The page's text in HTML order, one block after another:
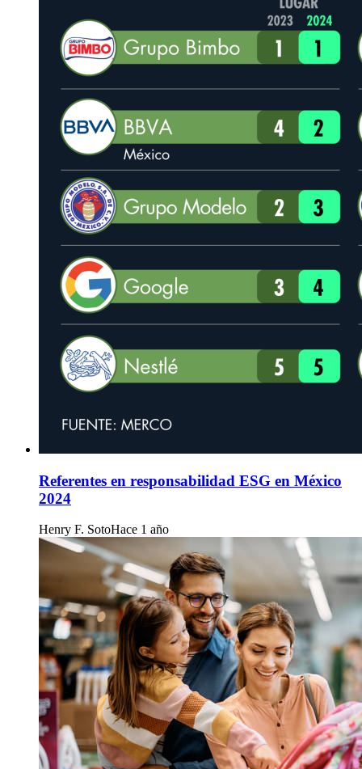
Referentes en responsabilidad ESG en México
2024
Henry F. SotoHace 1 año